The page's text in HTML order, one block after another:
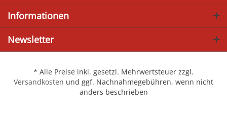
Informationen
Newsletter
* Alle Preise inkl. gesetzl. Mehrwertsteuer zzgl.
Versandkosten und ggf. Nachnahmegebühren, wenn nicht
anders beschrieben